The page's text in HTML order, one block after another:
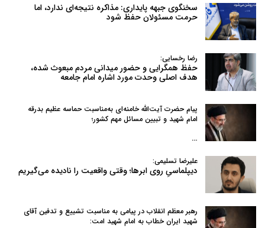
سخنگوی جبهه پایداری: مذاکره نتیجه‌ای ندارد، اما
حرمت مسئولان حفظ شود
رضا رخسایی:
حفظ همگرایی و حضور میدانی مردم مبعوث شده،
هدف اصلی وحدت مورد اشاره امام جامعه
پیام حضرت آیت‌الله خامنه‌ای به‌مناسبت حماسه عظیم بدرقه
امام شهید و تبیین مسائل مهم کشور؛
…
علیرضا تسلیمی:
دیپلماسیِ روی ابرها؛ وقتی واقعیت را نادیده می‌گیریم
رهبر معظم انقلاب در پیامی به‌ مناسبت تشییع و تدفین آقای
شهید ایران خطاب به امام شهید امت: